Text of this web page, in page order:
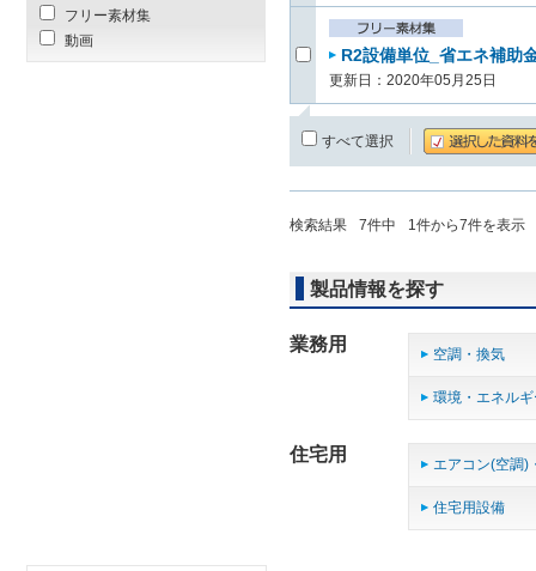
R2設備単位_省エネ補助
更新日：2020年05月25日
すべて選択
検索結果 7件中 1件から7件を表示
製品情報を探す
業務用 空調・換気
環境・エネル
住宅用 エアコン(空調)
住宅用設備
フリー素材集
動画